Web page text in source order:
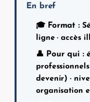
En bref
🎓 Format :
ligne · accès
👤 Pour qui :
devenir) ·
organisation